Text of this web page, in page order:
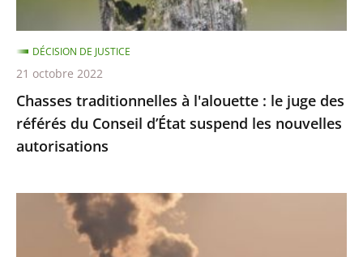
du
Conseil
d’État
suspend
les
nouvelles
Chasses traditionnelles à l'alouette : le juge des
référés du Conseil d’État suspend les nouvelles
autorisations
DÉCISION DE JUSTICE
21 octobre 2022
Pollution